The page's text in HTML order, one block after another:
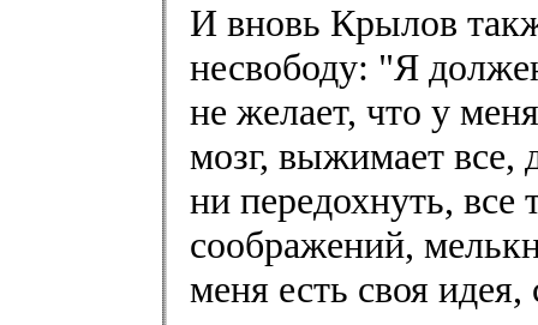
И вновь Крылов
несвободу: "Я
не желает, что у
мозг, выжимает все,
ни передохнуть,
соображений,
меня есть своя